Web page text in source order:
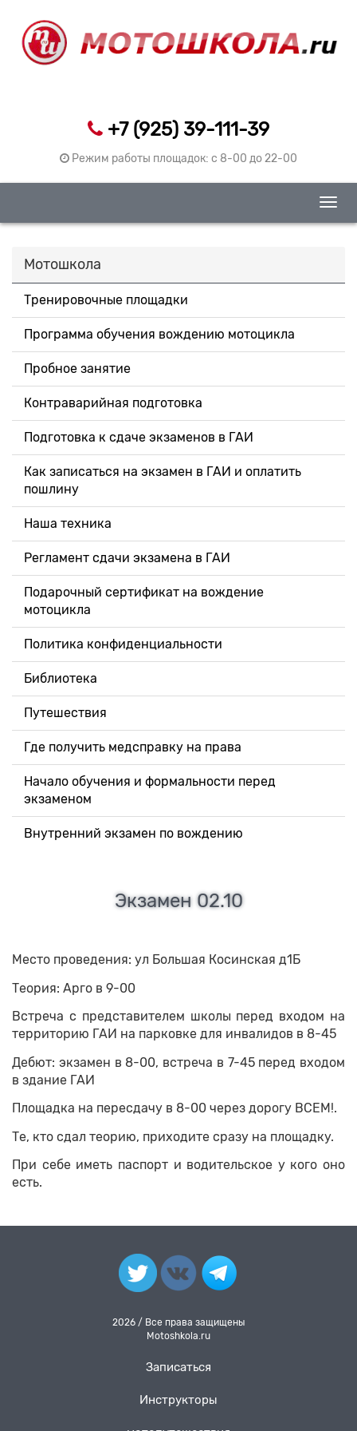
+7 (925) 39-111-39
Режим работы площадок: c 8-00 до 22-00
Мотошкола
Тренировочные площадки
Программа обучения вождению мотоцикла
Пробное занятие
Контраварийная подготовка
Подготовка к сдаче экзаменов в ГАИ
Как записаться на экзамен в ГАИ и оплатить
пошлину
Наша техника
Регламент сдачи экзамена в ГАИ
Подарочный сертификат на вождение
мотоцикла
Политика конфиденциальности
Библиотека
Путешествия
Где получить медсправку на права
Начало обучения и формальности перед
экзаменом
Внутренний экзамен по вождению
Экзамен 02.10
Место проведения: ул Большая Косинская д1Б
Теория: Арго в 9-00
Встреча с представителем школы перед входом на
территорию ГАИ на парковке для инвалидов в 8-45
Дебют: экзамен в 8-00, встреча в 7-45 перед входом
в здание ГАИ
Площадка на пересдачу в 8-00 через дорогу ВСЕМ!.
Те, кто сдал теорию, приходите сразу на площадку.
При себе иметь паспорт и водительское у кого оно
есть.
2026 / Все права защищены
Motoshkola.ru
Записаться
Инструкторы